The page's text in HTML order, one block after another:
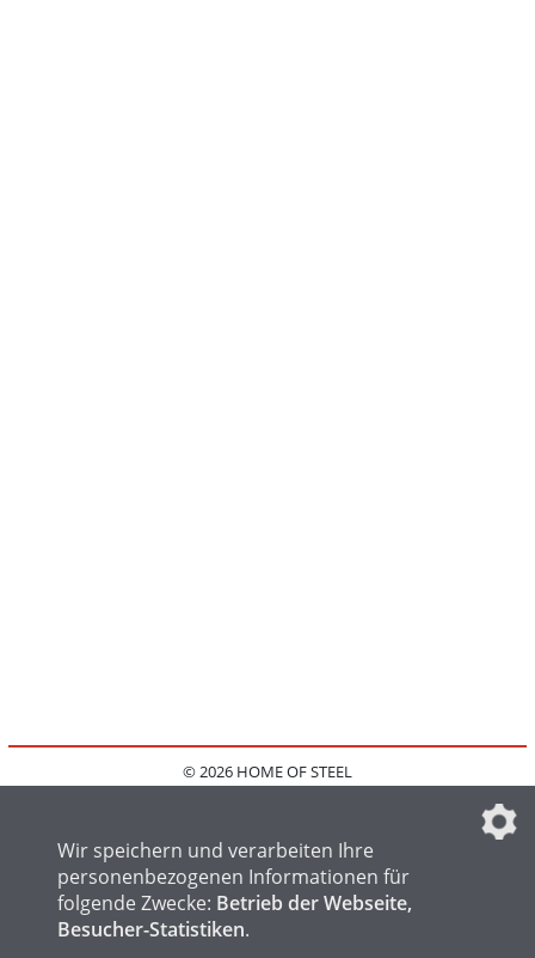
© 2026 HOME OF STEEL
IMPRESSUM
FAQ
DATENSCHUTZEINSTELLUNGEN
Wir speichern und verarbeiten Ihre
personenbezogenen Informationen für
folgende Zwecke: Betrieb der Webseite,
Besucher-Statistiken.